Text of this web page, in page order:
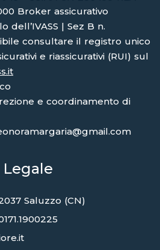
Broker assicurativo
| Sez B n.
consultare il registro unico
e riassicurativi (RUI) sul
e coordinamento di
Saluzzo (CN)